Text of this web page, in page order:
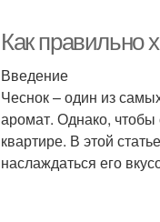
Как правильно
Введение
Чеснок – один из
аромат. Однако, чтобы
квартире. В этой
наслаждаться его